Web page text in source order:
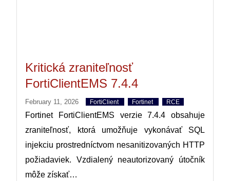
Kritická zraniteľnosť
FortiClientEMS 7.4.4
February 11, 2026 FortiClient Fortinet RCE
Fortinet FortiClientEMS verzie 7.4.4 obsahuje
zraniteľnosť, ktorá umožňuje vykonávať SQL
injekciu prostredníctvom nesanitizovaných HTTP
požiadaviek. Vzdialený neautorizovaný útočník
môže získať…